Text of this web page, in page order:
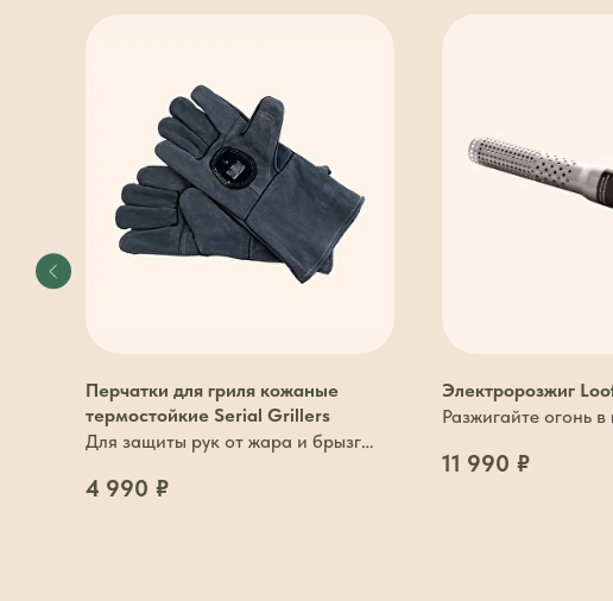
Перчатки для гриля кожаные
термостойкие Serial Grillers
Для защиты рук от жара и брызг
4 990 ₽
Электророзжиг
Разжигайте огонь
11 990 ₽